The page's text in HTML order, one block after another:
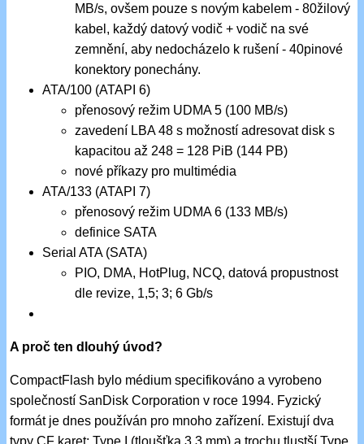
MB/s, ovšem pouze s novým kabelem - 80žilový
kabel, každý datový vodič + vodič na své
zemnění, aby nedocházelo k rušení - 40pinové
konektory ponechány.
ATA/100 (ATAPI 6)
přenosový režim UDMA 5 (100 MB/s)
zavedení LBA 48 s možností adresovat disk s
kapacitou až 248 = 128 PiB (144 PB)
nové příkazy pro multimédia
ATA/133 (ATAPI 7)
přenosový režim UDMA 6 (133 MB/s)
definice SATA
Serial ATA (SATA)
PIO, DMA, HotPlug, NCQ, datová propustnost
dle revize, 1,5; 3; 6 Gb/s
A proč ten dlouhý úvod?
CompactFlash bylo médium specifikováno a vyrobeno
společností SanDisk Corporation v roce 1994. Fyzický
formát je dnes používán pro mnoho zařízení. Existují dva
typy CF karet: Type I (tloušťka 3,3 mm) a trochu tlustší Type